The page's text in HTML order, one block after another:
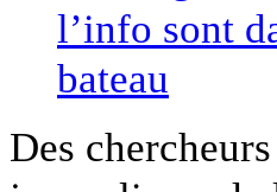
Des